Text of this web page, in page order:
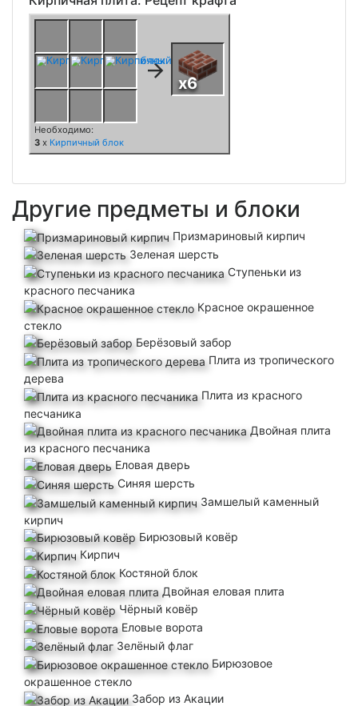
Необходимо:
3xКирпичный блок
Другие предметы и блоки
Призмариновый кирпич
Зеленая шерсть
Ступеньки из
красного песчаника
Красное окрашенное
стекло
Берёзовый забор
Плита из тропического
дерева
Плита из красного
песчаника
Двойная плита
из красного песчаника
Еловая дверь
Синяя шерсть
Замшелый каменный
кирпич
Бирюзовый ковёр
Кирпич
Костяной блок
Двойная еловая плита
Чёрный ковёр
Еловые ворота
Зелёный флаг
Бирюзовое
окрашенное стекло
Забор из Акации